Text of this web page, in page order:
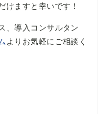
けますと幸いです！
、導入コンサルタン
よりお気軽にご相談く